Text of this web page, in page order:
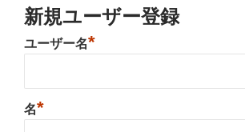
新規ユーザー登録
ユーザー名*
名*